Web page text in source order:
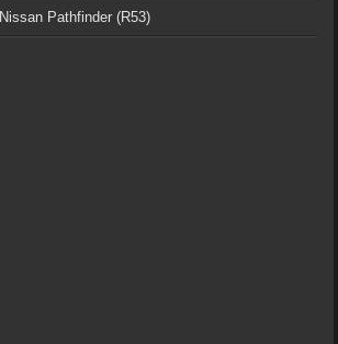
Nissan Pathfinder (R53)